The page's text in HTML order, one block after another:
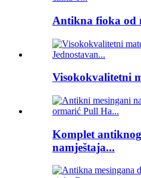
Antikna fioka od
Visokokvalitetni
Komplet
namještaja...